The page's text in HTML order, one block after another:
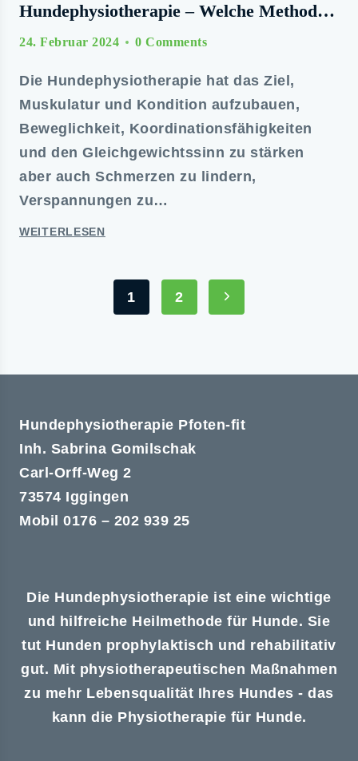
Hundephysiotherapie – Welche Methoden
Gibt Es Eigentlich?
24. Februar 2024 0 Comments
Die Hundephysiotherapie hat das Ziel,
Muskulatur und Kondition aufzubauen,
Beweglichkeit, Koordinationsfähigkeiten
und den Gleichgewichtssinn zu stärken
aber auch Schmerzen zu lindern,
Verspannungen zu…
WEITERLESEN
1 2
Hundephysiotherapie Pfoten-fit
Inh. Sabrina Gomilschak
Carl-Orff-Weg 2
73574 Iggingen
Mobil 0176 – 202 939 25
Die Hundephysiotherapie ist eine wichtige
und hilfreiche Heilmethode für Hunde. Sie
tut Hunden prophylaktisch und rehabilitativ
gut. Mit physiotherapeutischen Maßnahmen
zu mehr Lebensqualität Ihres Hundes - das
kann die Physiotherapie für Hunde.